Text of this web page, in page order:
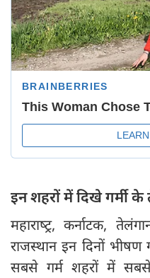
इन शहरों में दिखे गर्मी के
महाराष्‍ट्र, कर्नाटक,
राजस्थान इन दिनों
सबसे गर्म शहरों में सबसे